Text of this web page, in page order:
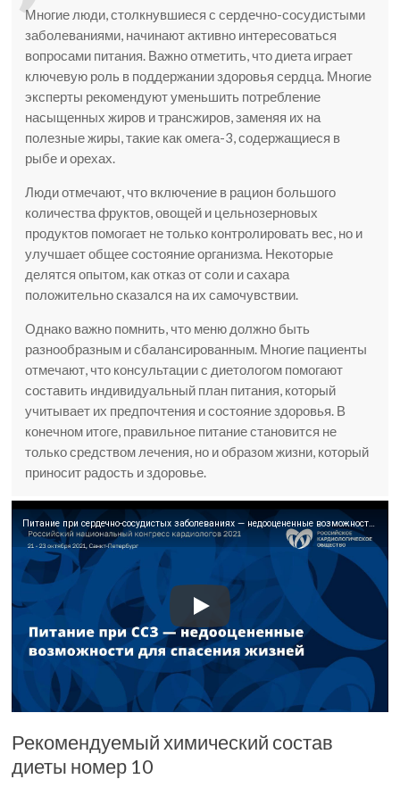
Многие люди, столкнувшиеся с сердечно-сосудистыми
заболеваниями, начинают активно интересоваться
вопросами питания. Важно отметить, что диета играет
ключевую роль в поддержании здоровья сердца. Многие
эксперты рекомендуют уменьшить потребление
насыщенных жиров и трансжиров, заменяя их на
полезные жиры, такие как омега-3, содержащиеся в
рыбе и орехах.
Люди отмечают, что включение в рацион большого
количества фруктов, овощей и цельнозерновых
продуктов помогает не только контролировать вес, но и
улучшает общее состояние организма. Некоторые
делятся опытом, как отказ от соли и сахара
положительно сказался на их самочувствии.
Однако важно помнить, что меню должно быть
разнообразным и сбалансированным. Многие пациенты
отмечают, что консультации с диетологом помогают
составить индивидуальный план питания, который
учитывает их предпочтения и состояние здоровья. В
конечном итоге, правильное питание становится не
только средством лечения, но и образом жизни, который
приносит радость и здоровье.
Питание при сердечно-сосудистых заболеваниях — недооцененные возможности для спасения жизней
Рекомендуемый химический состав
диеты номер 10